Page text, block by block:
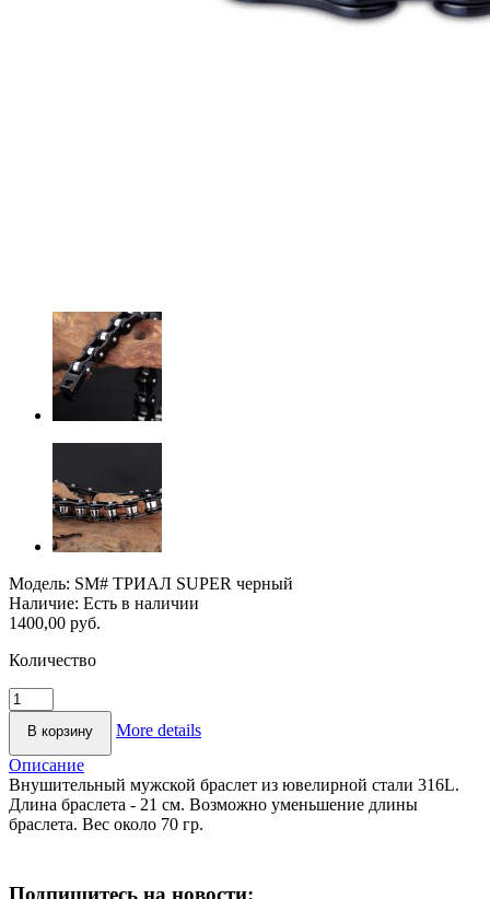
Модель: SМ# ТРИАЛ SUPER черный
Наличие: Есть в наличии
1400,00 руб.
Количество
More details
Описание
Внушительный мужской браслет из ювелирной стали 316L.
Длина браслета - 21 см. Возможно уменьшение длины
браслета. Вес около 70 гр.
Подпишитесь на новости: